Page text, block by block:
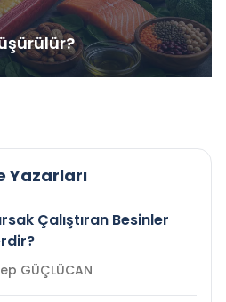
Yazarları
Çalıştıran Besinler
Zeynep GÜÇLÜCAN